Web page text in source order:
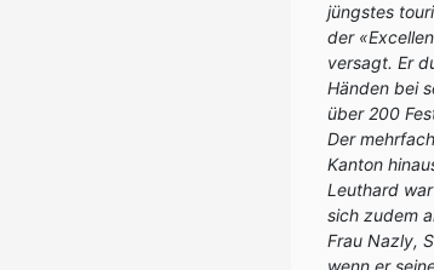
jüngstes
der
versagt. Er
Händen bei
über 200
Der
Kanton
Leuthard
sich zudem
Frau Nazly,
wenn er